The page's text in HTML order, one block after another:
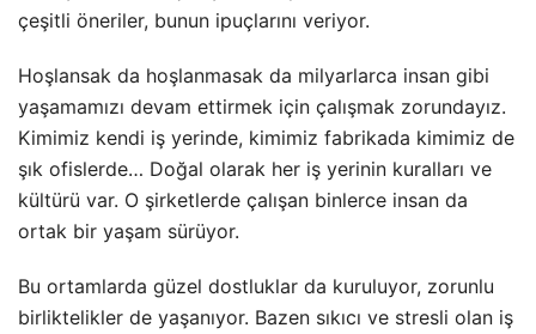
çeşitli öneriler, bunun ipuçlarını veriyor.
Hoşlansak da hoşlanmasak da milyarlarca insan gibi
yaşamamızı devam ettirmek için çalışmak zorundayız.
Kimimiz kendi iş yerinde, kimimiz fabrikada kimimiz de
şık ofislerde… Doğal olarak her iş yerinin kuralları ve
kültürü var. O şirketlerde çalışan binlerce insan da
ortak bir yaşam sürüyor.
Bu ortamlarda güzel dostluklar da kuruluyor, zorunlu
birliktelikler de yaşanıyor. Bazen sıkıcı ve stresli olan iş